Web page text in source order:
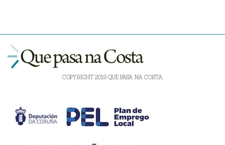
COPYRIGHT 2019 QUE PASA NA COSTA